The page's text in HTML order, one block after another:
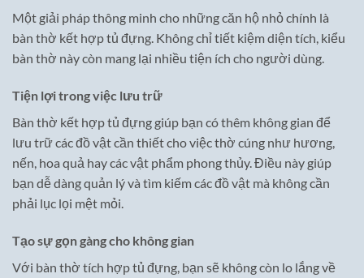
Một giải pháp thông minh cho những căn hộ nhỏ chính là
bàn thờ kết hợp tủ đựng. Không chỉ tiết kiệm diện tích, kiểu
bàn thờ này còn mang lại nhiều tiện ích cho người dùng.
Tiện lợi trong việc lưu trữ
Bàn thờ kết hợp tủ đựng giúp bạn có thêm không gian để
lưu trữ các đồ vật cần thiết cho việc thờ cúng như hương,
nến, hoa quả hay các vật phẩm phong thủy. Điều này giúp
bạn dễ dàng quản lý và tìm kiếm các đồ vật mà không cần
phải lục lọi mệt mỏi.
Tạo sự gọn gàng cho không gian
Với bàn thờ tích hợp tủ đựng, bạn sẽ không còn lo lắng về